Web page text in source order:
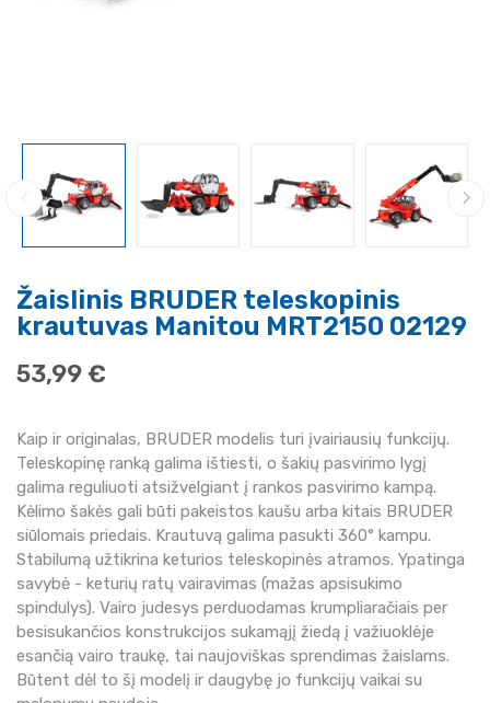
Žaislinis BRUDER teleskopinis
krautuvas Manitou MRT2150 02129
53,99 €
Kaip ir originalas, BRUDER modelis turi įvairiausių funkcijų.
Teleskopinę ranką galima ištiesti, o šakių pasvirimo lygį
galima reguliuoti atsižvelgiant į rankos pasvirimo kampą.
Kėlimo šakės gali būti pakeistos kaušu arba kitais BRUDER
siūlomais priedais. Krautuvą galima pasukti 360° kampu.
Stabilumą užtikrina keturios teleskopinės atramos. Ypatinga
savybė - keturių ratų vairavimas (mažas apsisukimo
spindulys). Vairo judesys perduodamas krumpliaračiais per
besisukančios konstrukcijos sukamąjį žiedą į važiuoklėje
esančią vairo traukę, tai naujoviškas sprendimas žaislams.
Būtent dėl to šį modelį ir daugybę jo funkcijų vaikai su